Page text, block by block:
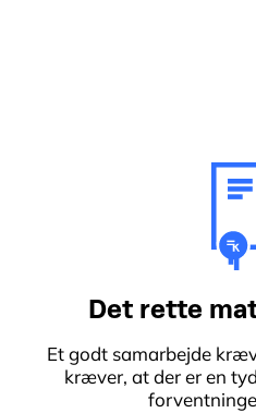
Det rette
Et godt samarbejde
kræver, at der er en